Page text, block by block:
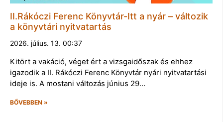
II.Rákóczi Ferenc Könyvtár-Itt a nyár – változik
a könyvtári nyitvatartás
2026. július. 13. 00:37
Kitört a vakáció, véget ért a vizsgaidőszak és ehhez
igazodik a II. Rákóczi Ferenc Könyvtár nyári nyitvatartási
ideje is. A mostani változás június 29…
BŐVEBBEN »